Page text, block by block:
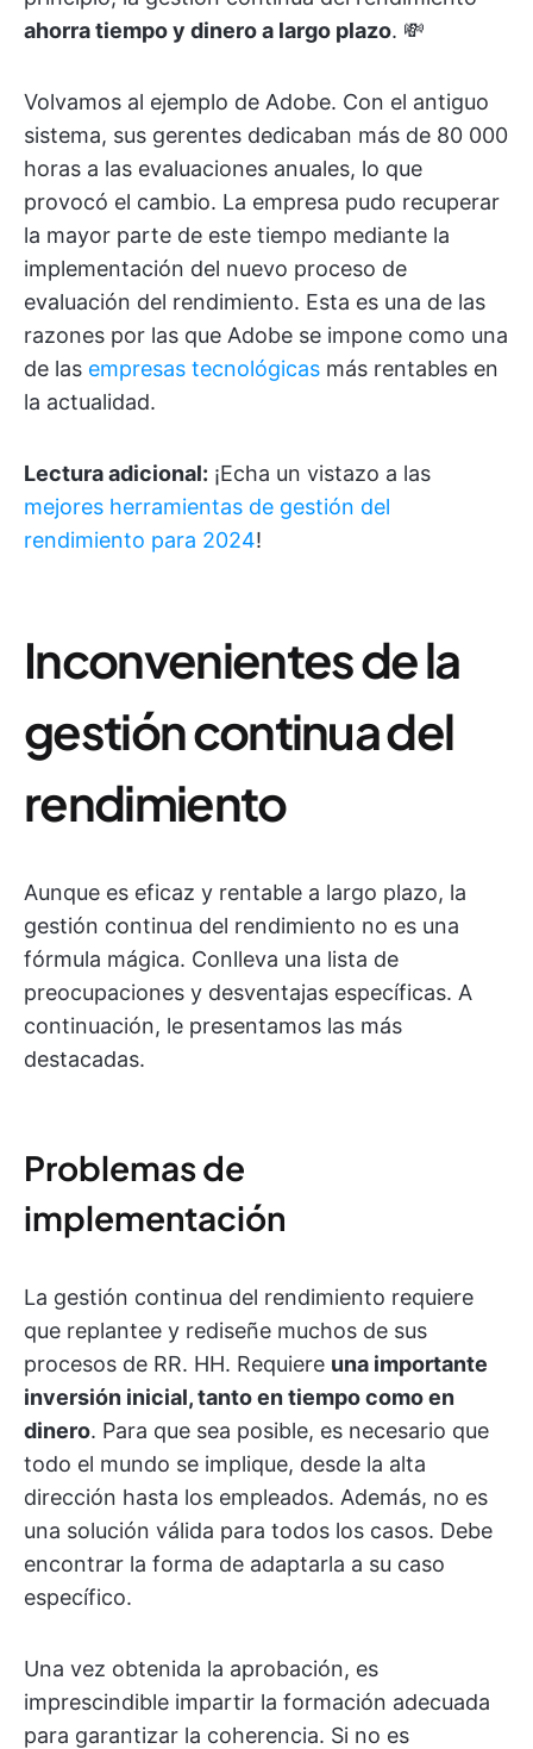
ahorra tiempo y dinero a largo plazo. 💸
Volvamos al ejemplo de Adobe. Con el antiguo
sistema, sus gerentes dedicaban más de 80 000
horas a las evaluaciones anuales, lo que
provocó el cambio. La empresa pudo recuperar
la mayor parte de este tiempo mediante la
implementación del nuevo proceso de
evaluación del rendimiento. Esta es una de las
razones por las que Adobe se impone como una
de las empresas tecnológicas más rentables en
la actualidad.
Lectura adicional: ¡Echa un vistazo a las
mejores herramientas de gestión del
rendimiento para 2024!
Inconvenientes de la
gestión continua del
rendimiento
Aunque es eficaz y rentable a largo plazo, la
gestión continua del rendimiento no es una
fórmula mágica. Conlleva una lista de
preocupaciones y desventajas específicas. A
continuación, le presentamos las más
destacadas.
Problemas de
implementación
La gestión continua del rendimiento requiere
que replantee y rediseñe muchos de sus
procesos de RR. HH. Requiere una importante
inversión inicial, tanto en tiempo como en
dinero. Para que sea posible, es necesario que
todo el mundo se implique, desde la alta
dirección hasta los empleados. Además, no es
una solución válida para todos los casos. Debe
encontrar la forma de adaptarla a su caso
específico.
Una vez obtenida la aprobación, es
imprescindible impartir la formación adecuada
para garantizar la coherencia. Si no es